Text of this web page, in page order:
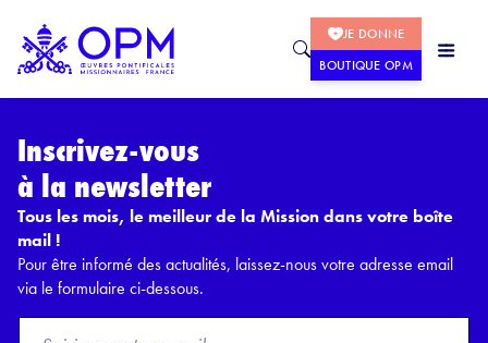
JE DONNE
BOUTIQUE OPM
Inscrivez-vous
à la newsletter
Tous les mois, le meilleur de la Mission dans votre boîte
mail !
Pour être informé des actualités, laissez-nous votre adresse email
via le formulaire ci-dessous.